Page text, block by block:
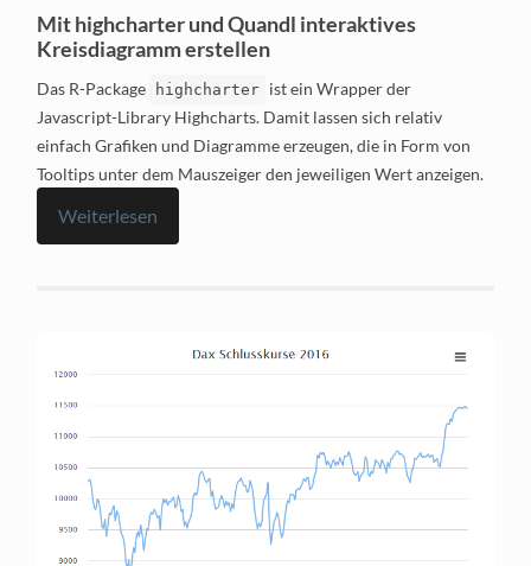
Mit highcharter und Quandl interaktives
Kreisdiagramm erstellen
Das R-Package highcharter ist ein Wrapper der
Javascript-Library Highcharts. Damit lassen sich relativ
einfach Grafiken und Diagramme erzeugen, die in Form von
Tooltips unter dem Mauszeiger den jeweiligen Wert anzeigen.
Weiterlesen